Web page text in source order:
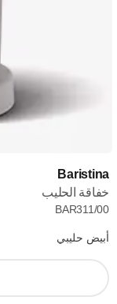
Baristina
خفاقة الحليب
BAR311/00
أبيض حليبي